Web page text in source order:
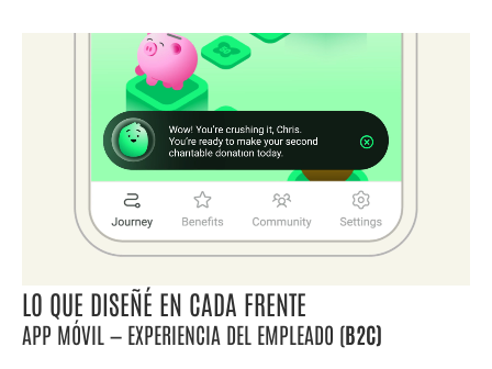
LO QUE DISEÑÉ EN CADA FRENTE
APP MÓVIL — EXPERIENCIA DEL EMPLEADO (B2C)